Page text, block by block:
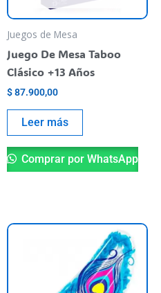
Juegos de Mesa
Juego De Mesa Taboo
Clásico +13 Años
$87.900,00
Leer más
Comprar por WhatsApp